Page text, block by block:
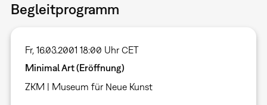
Begleitprogramm
Fr, 16.03.2001 18:00 Uhr CET
Minimal Art (Eröffnung)
ZKM | Museum für Neue Kunst